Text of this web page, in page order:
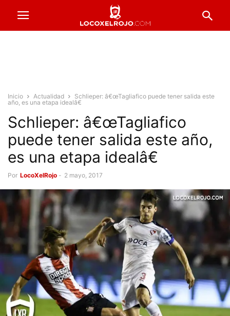
Inicio Actualidad
Schlieper: â€œTagliafico puede tener salida este
año, es una etapa idealâ€
Schlieper: â€œTagliafico
puede tener salida este año,
es una etapa idealâ€
Por LocoXelRojo - 2 mayo, 2017